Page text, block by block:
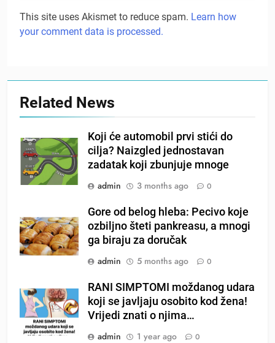
This site uses Akismet to reduce spam. Learn how
your comment data is processed.
Related News
Koji će automobil prvi stići do
cilja? Naizgled jednostavan
zadatak koji zbunjuje mnoge
admin
3 months ago 0
Gore od belog hleba: Pecivo koje
ozbiljno šteti pankreasu, a mnogi
ga biraju za doručak
admin
5 months ago 0
RANI SIMPTOMI moždanog udara
koji se javljaju osobito kod žena!
Vrijedi znati o njima…
admin
1 year ago 0